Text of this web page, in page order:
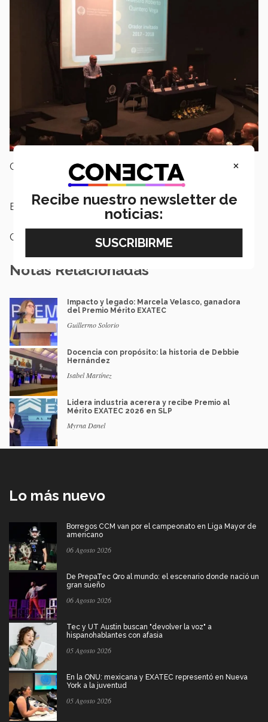
Campus: Puebla
Etiquetas: Instituto de Emprendimiento
Categoría:
Notas Relacionadas
Impacto y legado: Marcela Velasco, ganadora
del Premio Mérito EXATEC
Guillermo Solorio
Docencia con propósito: la historia de Debbie
Hernández
Isabel Martínez
Lidera industria acerera y recibe Premio al
Mérito EXATEC 2026 en SLP
Myrna Danel
Lo más nuevo
Borregos CCM van por el campeonato en Liga Mayor de
americano
06 Agosto 2026
De PrepaTec Qro al mundo: el escenario donde nació un
gran sueño
06 Agosto 2026
Tec y UT Austin buscan "devolver la voz" a
hispanohablantes con afasia
05 Agosto 2026
En la ONU: mexicana y EXATEC representó en Nueva
York a la juventud
05 Agosto 2026
×
Recibe nuestro newsletter de
noticias: